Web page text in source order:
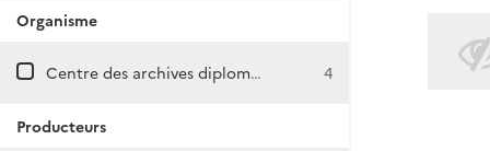
Organisme
Centre des archives diplomatiques de Nantes 4
Producteurs